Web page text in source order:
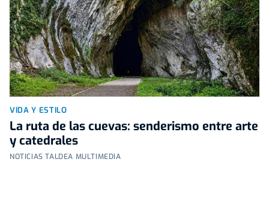
VIDA Y ESTILO
La ruta de las cuevas: senderismo entre arte
y catedrales
NOTICIAS TALDEA MULTIMEDIA